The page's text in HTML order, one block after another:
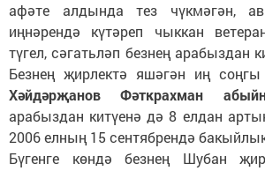
афәте алдында тез чүкмәгән,
иңнәрендә күтәреп чыккан
түгел, сәгатьләп безнең арабыздан
Безнең җирлектә яшәгән иң
Хәйдәрҗанов Фәткрахман
арабыздан китүенә дә 8 елдан
2006 елның 15 сентябрендә
Бүгенге көндә безнең Шубан